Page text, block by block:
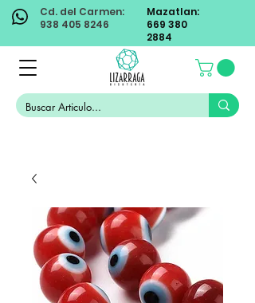
Cd. del Carmen:
938 405 8246
Mazatlan:
669 380
2884